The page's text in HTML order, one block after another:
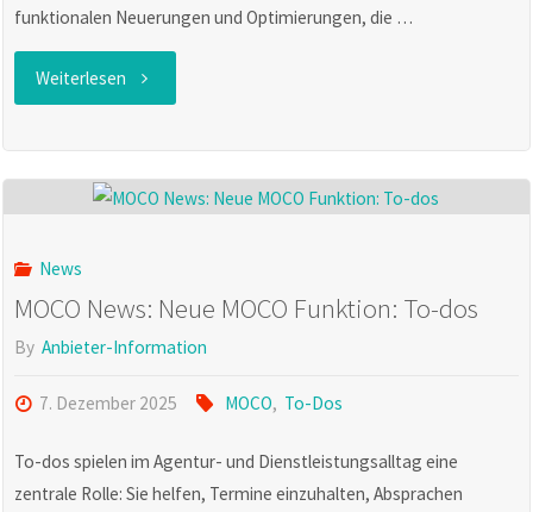
funktionalen Neuerungen und Optimierungen, die …
Weiterlesen "MOCO
zum
neuen
Funktionen"
News
MOCO News: Neue MOCO Funktion: To-dos
By Anbieter-Information
7. Dezember 2025 MOCO, To-Dos
To-dos spielen im Agentur- und Dienstleistungsalltag eine
zentrale Rolle: Sie helfen, Termine einzuhalten, Absprachen